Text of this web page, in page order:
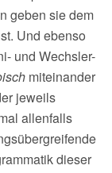
geben sie dem
Und ebenso
und Wechsler-
miteinander
jeweils
allenfalls
dieser